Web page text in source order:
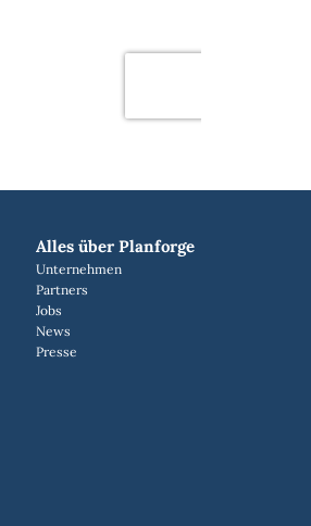
Alles über Planforge
Unternehmen
Partners
Jobs
News
Presse